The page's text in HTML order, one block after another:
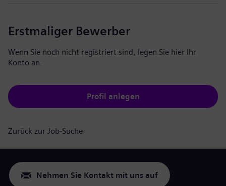
Erstmaliger Bewerber
Wenn Sie noch nicht registriert sind, legen Sie hier Ihr
Konto an.
Profil anlegen
Zurück zur Job-Suche
Nehmen Sie Kontakt mit uns auf